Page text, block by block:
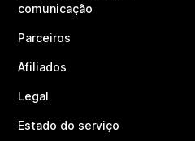
comunicação
Parceiros
Afiliados
Legal
Estado do serviço